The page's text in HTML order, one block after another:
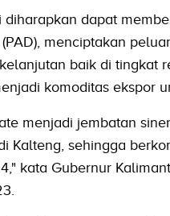
diharapkan dapat
menciptakan
baik di tingkat
komoditas ekspor
menjadi jembatan
Kalteng, sehingga
kata Gubernur